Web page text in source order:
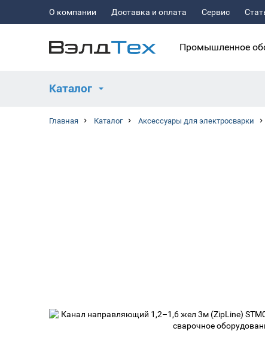
О компании Доставка и оплата Сервис
Промышленное
Каталог
Главная Каталог Аксессуары для электросварки